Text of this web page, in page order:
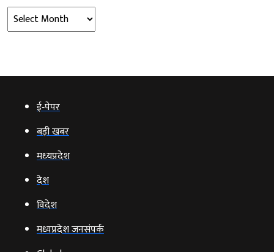
Archives
ई‑पेपर
बड़ी खबर
मध्‍यप्रदेश
देश
विदेश
मध्यप्रदेश जनसंपर्क